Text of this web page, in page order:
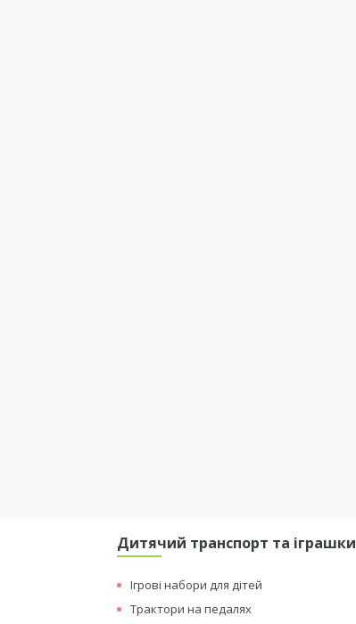
Дитячий транспорт та іграшки
Ігрові набори для дітей
Трактори на педалях